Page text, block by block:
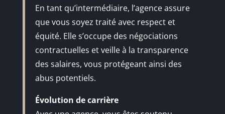
En tant qu’intermédiaire, l’agence assure
que vous soyez traité avec respect et
équité. Elle s’occupe des négociations
contractuelles et veille à la transparence
des salaires, vous protégeant ainsi des
abus potentiels.
Évolution de carrière